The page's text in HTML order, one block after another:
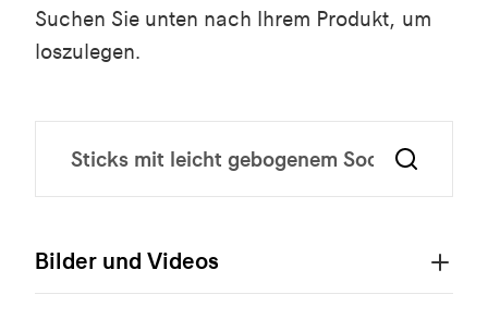
Suchen Sie unten nach Ihrem Produkt, um
loszulegen.
Bilder und Videos